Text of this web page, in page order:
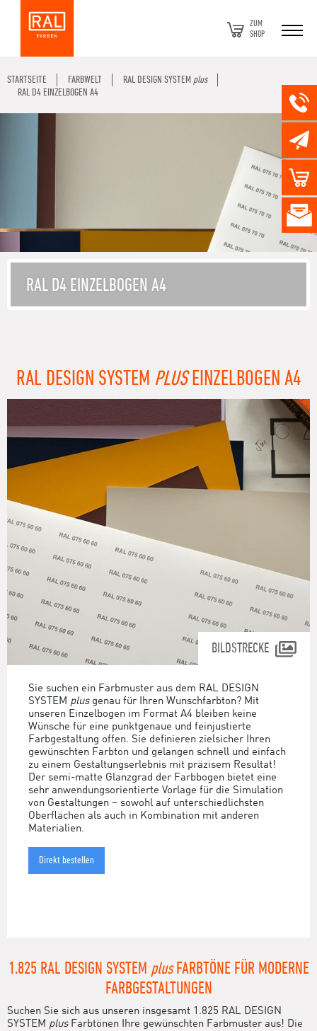
ZUM
SHOP
STARTSEITE FARBWELT RAL DESIGN SYSTEM plus
RAL D4 EINZELBOGEN A4
RAL D4 EINZELBOGEN A4
RAL DESIGN SYSTEM PLUSEINZELBOGEN A4
BILDSTRECKE
Sie suchen ein Farbmuster aus dem RAL DESIGN
SYSTEM plusgenau für Ihren Wunschfarbton? Mit
unseren Einzelbogen im Format A4 bleiben keine
Wünsche für eine punktgenaue und feinjustierte
Farbgestaltung offen. Sie definieren zielsicher Ihren
gewünschten Farbton und gelangen schnell und einfach
zu einem Gestaltungserlebnis mit präzisem Resultat!
Der semi-matte Glanzgrad der Farbbogen bietet eine
sehr anwendungsorientierte Vorlage für die Simulation
von Gestaltungen – sowohl auf unterschiedlichsten
Oberflächen als auch in Kombination mit anderen
Materialien.
Direkt bestellen
1.825 RAL DESIGN SYSTEM plusFARBTÖNE FÜR MODERNE
FARBGESTALTUNGEN
Suchen Sie sich aus unseren insgesamt 1.825 RAL DESIGN
SYSTEM plusFarbtönen Ihre gewünschten Farbmuster aus! Die